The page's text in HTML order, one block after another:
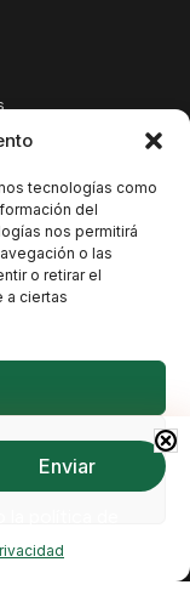
tecnologías como
del
nos permitirá
o las
o retirar el
a ciertas
la
política de